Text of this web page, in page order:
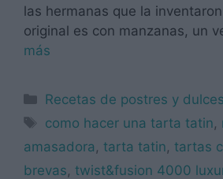
las hermanas que la
original es con manzanas, un
más
Categorías
Recetas de postres y dulces
Etiquetas
como hacer una tarta tatin,
amasadora , tarta tatin, tartas
brevas, twist&fusion 4000